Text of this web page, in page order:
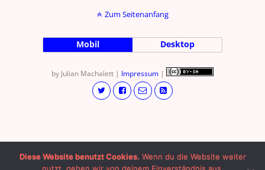
Zum Seitenanfang
Mobil Desktop
by Julian Machalett | Impressum |
Diese Website benutzt Cookies. Wenn du die Website weiter